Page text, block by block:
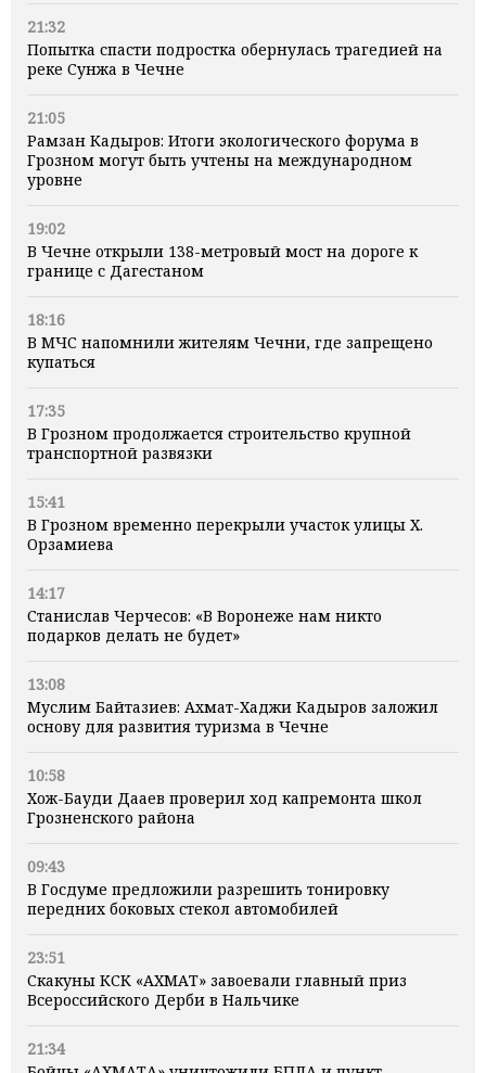
21:32
Попытка спасти подростка обернулась трагедией на
реке Сунжа в Чечне
21:05
Рамзан Кадыров: Итоги экологического форума в
Грозном могут быть учтены на международном
уровне
19:02
В Чечне открыли 138-метровый мост на дороге к
границе с Дагестаном
18:16
В МЧС напомнили жителям Чечни, где запрещено
купаться
17:35
В Грозном продолжается строительство крупной
транспортной развязки
15:41
В Грозном временно перекрыли участок улицы Х.
Орзамиева
14:17
Станислав Черчесов: «В Воронеже нам никто
подарков делать не будет»
13:08
Муслим Байтазиев: Ахмат-Хаджи Кадыров заложил
основу для развития туризма в Чечне
10:58
Хож-Бауди Дааев проверил ход капремонта школ
Грозненского района
09:43
В Госдуме предложили разрешить тонировку
передних боковых стекол автомобилей
23:51
Скакуны КСК «АХМАТ» завоевали главный приз
Всероссийского Дерби в Нальчике
21:34